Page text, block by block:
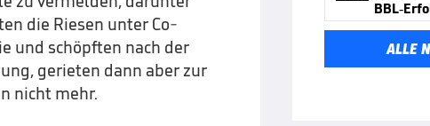
die Riesen unter Co-
und schöpften nach der
gerieten dann aber zur
nicht mehr.
ALLE